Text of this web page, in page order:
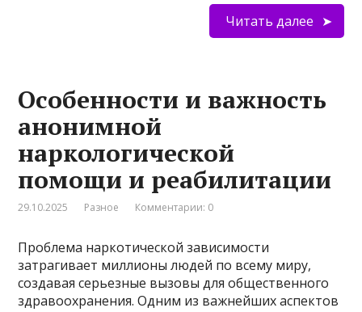
Читать далее
Особенности и важность
анонимной
наркологической
помощи и реабилитации
29.10.2025 Разное Комментарии: 0
Проблема наркотической зависимости
затрагивает миллионы людей по всему миру,
создавая серьезные вызовы для общественного
здравоохранения. Одним из важнейших аспектов